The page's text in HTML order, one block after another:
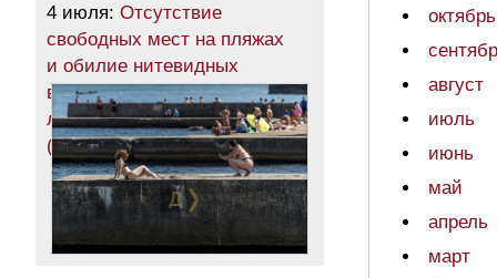
4 июля: Отсутствие
свободных мест на пляжах
и обилие нитевидных
водорослей в воде: разгар
лета в Одессе
(фотозарисовка)
октябрь
август
июль
июнь
май
апрель
март